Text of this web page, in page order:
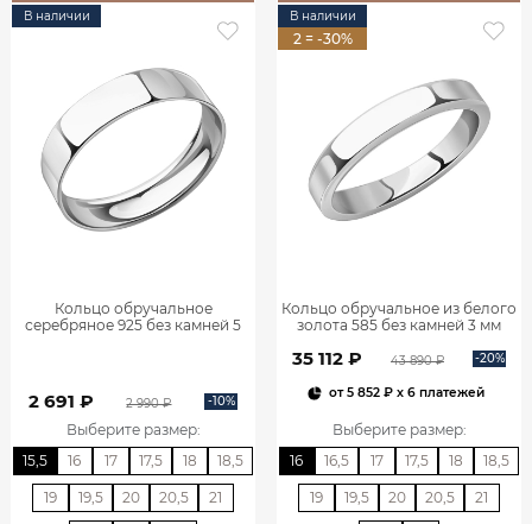
В наличии
Кольцо обручальное
серебряное 925 без камней 5
2 691 ₽ 2 990 ₽ -10%
Выберите размер:
15,5
16 17 17,5 18 18,5
19 19,5 20 20,5 21
В наличии
2 = -30%
Кольцо обручальное из белого
золота 585 без камней 3 мм
35 112 ₽ 43 890 ₽ -20%
от5 852 ₽x 6 платежей
Выберите размер:
16
16,5 17 17,5 18 18,5
19 19,5 20 20,5 21